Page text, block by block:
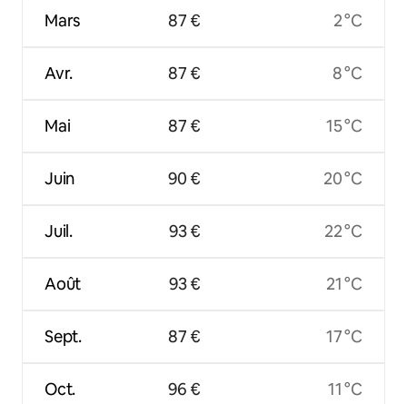
Mars
Avr.
Mai
Juin
Juil.
Août
Sept.
Oct.
87 €
87 €
87 €
90 €
93 €
93 €
87 €
96 €
2 °C
8 °C
15 °C
20 °C
22 °C
21 °C
17 °C
11 °C